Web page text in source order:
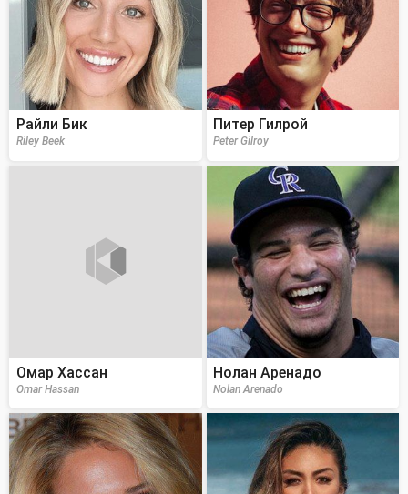
Райли Бик
Riley Beek
Питер Гилрой
Peter Gilroy
Омар Хассан
Omar Hassan
Нолан Аренадо
Nolan Arenado